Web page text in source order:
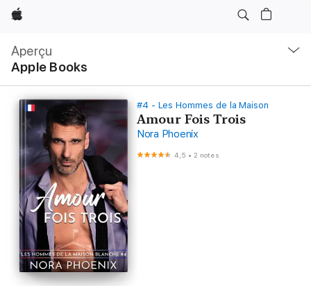
Apple
Aperçu
Apple Books
locale
Ouvrir
menu
#4 - Les Hommes de la Maison
Amour Fois Trois
Nora Phoenix
4,5 •2 notes